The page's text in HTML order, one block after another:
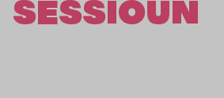
SESSIOUN